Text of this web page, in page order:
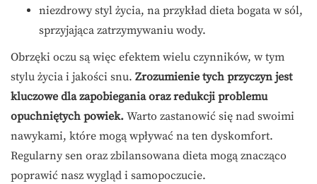
niezdrowy styl życia, na przykład dieta bogata w sól,
sprzyjająca zatrzymywaniu wody.
Obrzęki oczu są więc efektem wielu czynników, w tym
stylu życia i jakości snu. Zrozumienie tych przyczyn jest
kluczowe dla zapobiegania oraz redukcji problemu
opuchniętych powiek. Warto zastanowić się nad swoimi
nawykami, które mogą wpływać na ten dyskomfort.
Regularny sen oraz zbilansowana dieta mogą znacząco
poprawić nasz wygląd i samopoczucie.